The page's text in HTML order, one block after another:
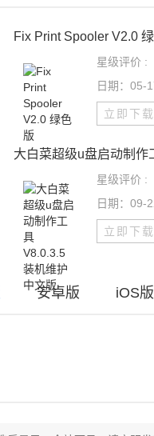
Fix Print Spooler V2.0 绿
星级评价 :
日期：05-
立即下载
大白菜超级u盘启动制作
星级评价 :
日期：09-
立即下载
安卓版 iOS版